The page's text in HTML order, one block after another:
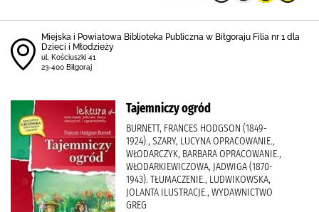
Miejska i Powiatowa Biblioteka Publiczna w Biłgoraju Filia nr 1 dla
Dzieci i Młodzieży
ul. Kościuszki 41
23-400 Biłgoraj
Tajemniczy ogród
BURNETT, FRANCES HODGSON (1849-
1924)., SZARY, LUCYNA OPRACOWANIE.,
WŁODARCZYK, BARBARA OPRACOWANIE.,
WŁODARKIEWICZOWA, JADWIGA (1870-
1943). TŁUMACZENIE., LUDWIKOWSKA,
JOLANTA ILUSTRACJE., WYDAWNICTWO
GREG